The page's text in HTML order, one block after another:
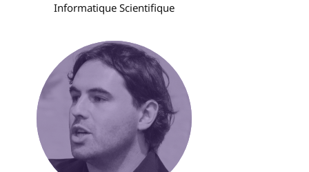
Informatique Scientifique